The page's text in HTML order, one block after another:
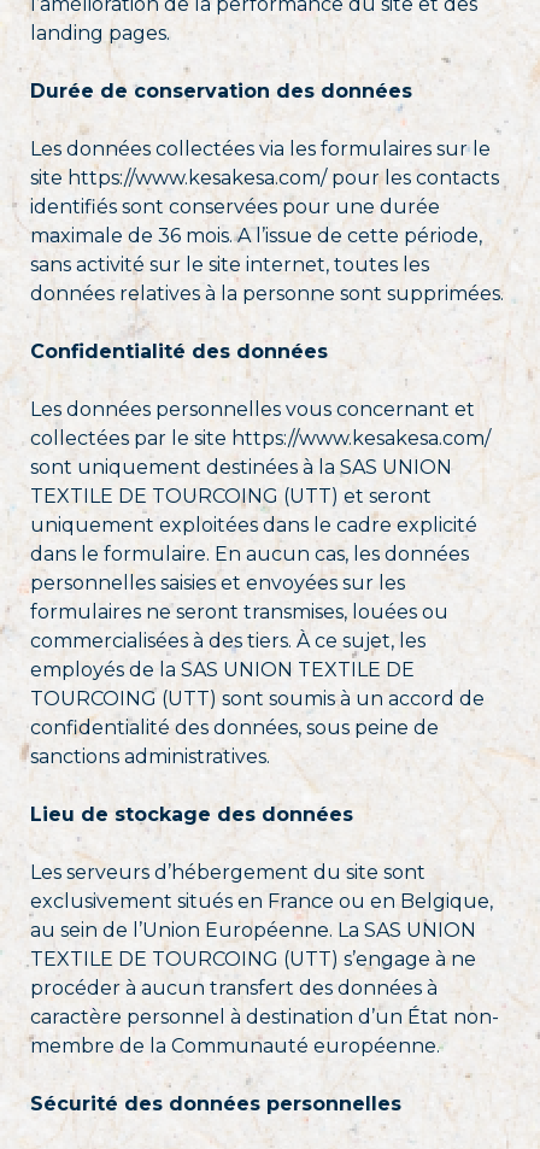
landing pages.
Durée de conservation des données
Les données collectées via les formulaires sur le
site https://www.kesakesa.com/ pour les contacts
identifiés sont conservées pour une durée
maximale de 36 mois. A l’issue de cette période,
sans activité sur le site internet, toutes les
données relatives à la personne sont supprimées.
Confidentialité des données
Les données personnelles vous concernant et
collectées par le site https://www.kesakesa.com/
sont uniquement destinées à la SAS UNION
TEXTILE DE TOURCOING (UTT) et seront
uniquement exploitées dans le cadre explicité
dans le formulaire. En aucun cas, les données
personnelles saisies et envoyées sur les
formulaires ne seront transmises, louées ou
commercialisées à des tiers. À ce sujet, les
employés de la SAS UNION TEXTILE DE
TOURCOING (UTT) sont soumis à un accord de
confidentialité des données, sous peine de
sanctions administratives.
Lieu de stockage des données
Les serveurs d’hébergement du site sont
exclusivement situés en France ou en Belgique,
au sein de l’Union Européenne. La SAS UNION
TEXTILE DE TOURCOING (UTT) s’engage à ne
procéder à aucun transfert des données à
caractère personnel à destination d’un État non-
membre de la Communauté européenne.
Sécurité des données personnelles